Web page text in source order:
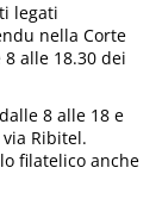
legati
nella Corte
alle 18.30 dei
8 alle 18 e
Ribitel.
filatelico anche